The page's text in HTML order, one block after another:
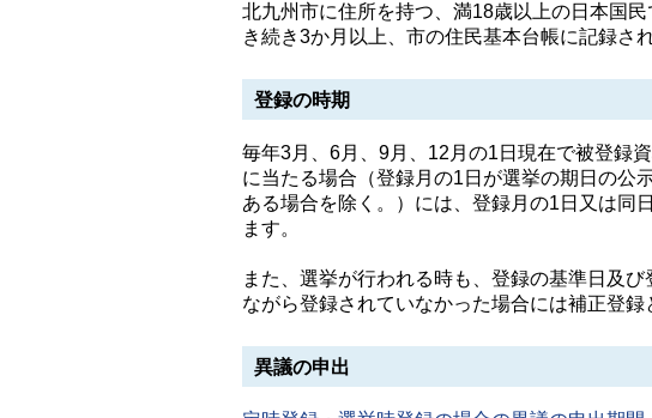
北九州市に住所を持つ、満18歳以上の日本国
き続き3か月以上、市の住民基本台帳に記録さ
登録の時期
毎年3月、6月、9月、12月の1日現在で被登録
に当たる場合（登録月の1日が選挙の期日の公
ある場合を除く。）には、登録月の1日又は同
ます。
また、選挙が行われる時も、登録の基準日及
ながら登録されていなかった場合には補正登録
異議の申出